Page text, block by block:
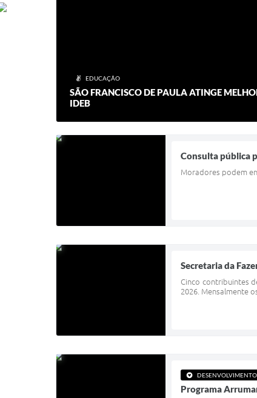
EDUCAÇÃO
SÃO FRANCISCO DE PAULA ATINGE
IDEB
Consulta pública
Moradores podem
Secretaria da
Cinco contribuintes
2026. Mensalmente
DESENVOLVIMENTO
Programa